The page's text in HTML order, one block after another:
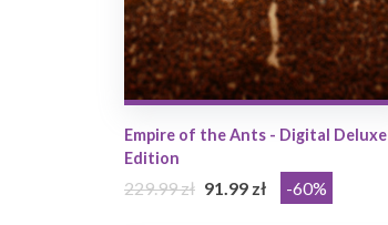
Empire of the Ants - Digital Deluxe
Edition
229.99 zł 91.99 zł -60%